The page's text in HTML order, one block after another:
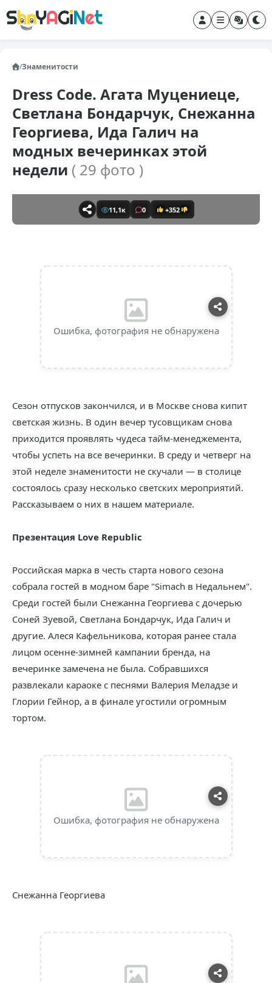
/Знаменитости
Dress Code. Агата Муцениеце,
Светлана Бондарчук, Снежанна
Георгиева, Ида Галич на
модных вечеринках этой
недели ( 29 фото )
11,1к 0 +352
Ошибка, фотография не обнаружена
Сезон отпусков закончился, и в Москве снова кипит
светская жизнь. В один вечер тусовщикам снова
приходится проявлять чудеса тайм-менеджемента,
чтобы успеть на все вечеринки. В среду и четверг на
этой неделе знаменитости не скучали — в столице
состоялось сразу несколько светских мероприятий.
Рассказываем о них в нашем материале.
Презентация Love Republic
Российская марка в честь старта нового сезона
собрала гостей в модном баре "Simach в Недальнем".
Среди гостей были Снежанна Георгиева с дочерью
Соней Зуевой, Светлана Бондарчук, Ида Галич и
другие. Алеся Кафельникова, которая ранее стала
лицом осенне-зимней кампании бренда, на
вечеринке замечена не была. Собравшихся
развлекали караоке с песнями Валерия Меладзе и
Глории Гейнор, а в финале угостили огромным
тортом.
Ошибка, фотография не обнаружена
Снежанна Георгиева